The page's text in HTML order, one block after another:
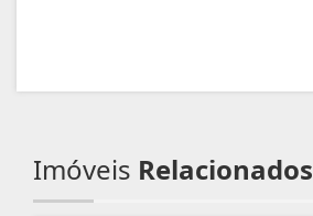
Imóveis Relacionados